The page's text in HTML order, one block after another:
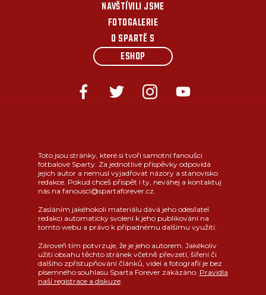
NAVŠTÍVILI JSME
FOTOGALERIE
O SPARTĚ S
ESHOP
Toto jsou stránky, které si tvoří samotní fanoušci
fotbalové Sparty. Za jednotlivé příspěvky odpovídá
jejich autor a nemusí vyjadřovat názory a stanovisko
redakce. Pokud chceš přispět i ty, neváhej a kontaktuj
nás na fanousci@spartaforever.cz.
Zasláním jakéhokoli materiálu dává jeho odesílatel
redakci automaticky svolení k jeho publikování na
tomto webu a právo k případnému dalšímu využití.
Zároveň tím potvrzuje, že je jeho autorem. Jakékoliv
užití obsahu těchto stránek včetně převzetí, šíření či
dalšího zpřístupňování článků, videí a fotografií je bez
písemného souhlasu Sparta Forever zakázáno. Pravidla
naší registrace a diskuze.